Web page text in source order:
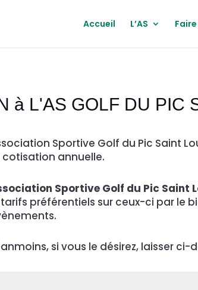
Accueil L’AS
à L'AS GOLF DU PIC
Sportive Golf du Pic Saint
annuelle.
Sportive Golf du Pic Saint
tarifs préférentiels sur ceux-ci par
si vous le désirez, laisser